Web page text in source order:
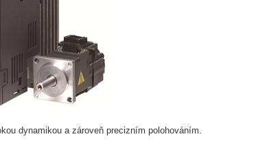
dynamikou a zároveň precizním polohováním.